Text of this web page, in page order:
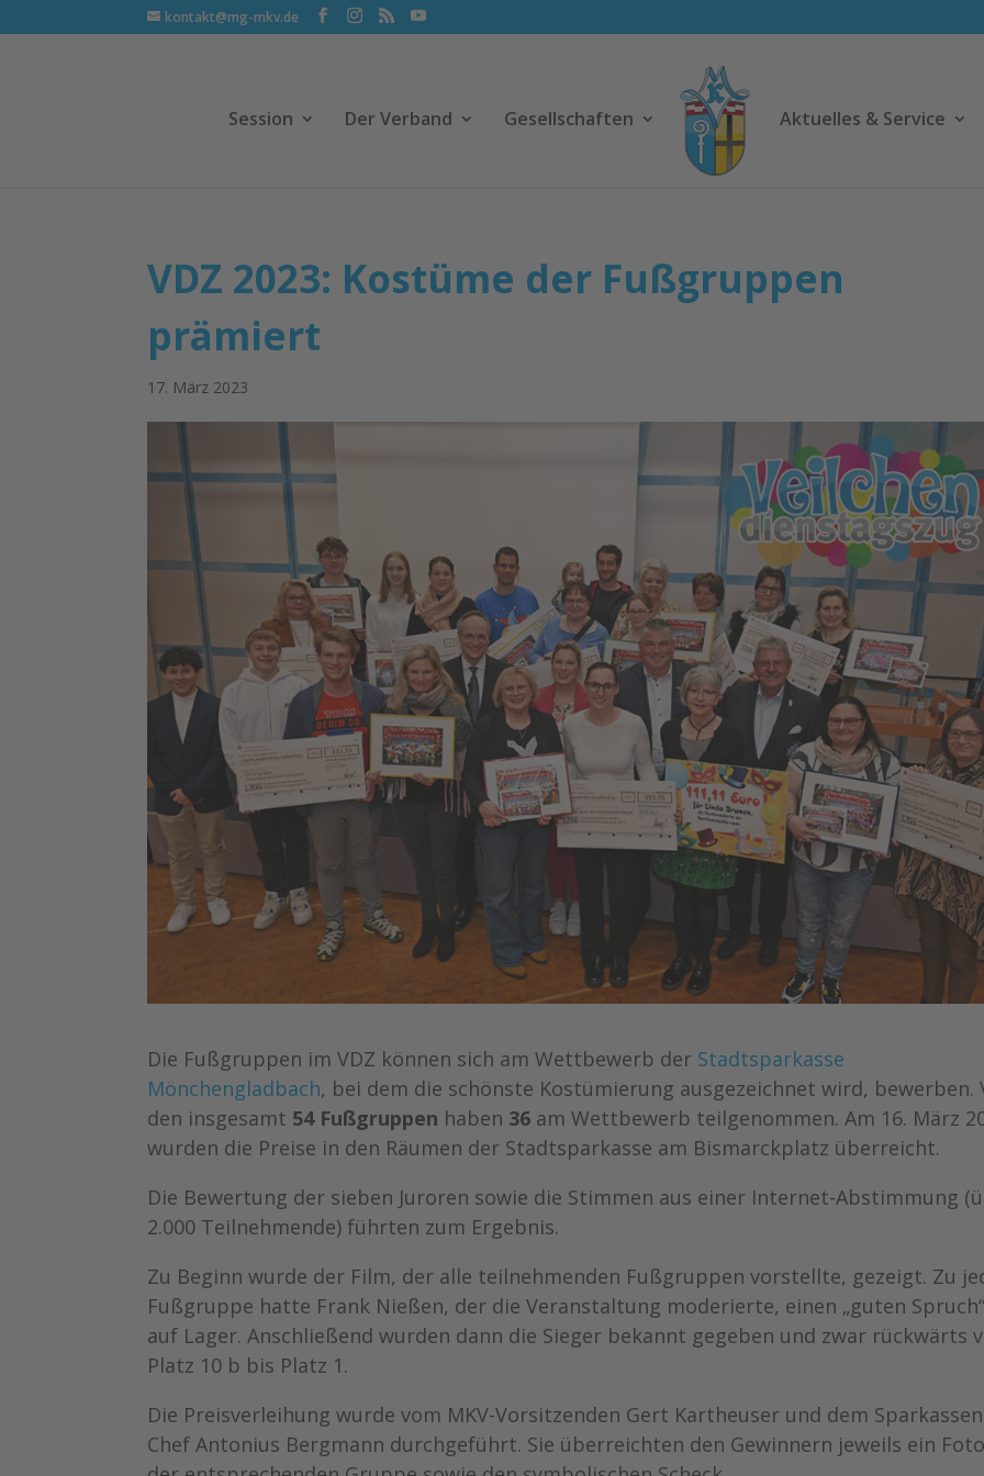
kontakt@mg-mkv.de
Session Der Verband Gesellschaften Aktuelles & Service
VDZ 2023: Kostüme der Fußgruppen
prämiert
17. März 2023
Die Fußgruppen im VDZ können sich am Wettbewerb der Stadtsparkasse
Mönchengladbach, bei dem die schönste Kostümierung ausgezeichnet wird, bewerben.
den insgesamt 54 Fußgruppen haben 36 am Wettbewerb teilgenommen. Am 16. März
wurden die Preise in den Räumen der Stadtsparkasse am Bismarckplatz überreicht.
Die Bewertung der sieben Juroren sowie die Stimmen aus einer Internet-Abstimmung
2.000 Teilnehmende) führten zum Ergebnis.
Zu Beginn wurde der Film, der alle teilnehmenden Fußgruppen vorstellte, gezeigt. Zu
Fußgruppe hatte Frank Nießen, der die Veranstaltung moderierte, einen „guten
auf Lager. Anschließend wurden dann die Sieger bekannt gegeben und zwar rückwärts
Platz 10 b bis Platz 1.
Die Preisverleihung wurde vom MKV-Vorsitzenden Gert Kartheuser und dem
Chef Antonius Bergmann durchgeführt. Sie überreichten den Gewinnern jeweils ein